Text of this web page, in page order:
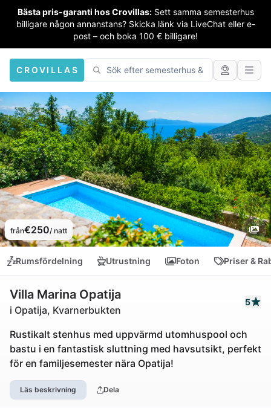
Bästa pris-garanti hos Crovillas: Sett samma semesterhus
billigare någon annanstans? Skicka länk via LiveChat eller e-
post – och boka 100 € billigare!
CROVILLAS
från€250/ natt
Rumsfördelning Utrustning Foton Priser &
Villa Marina Opatija
i Opatija, Kvarnerbukten
5
Rustikalt stenhus med uppvärmd utomhuspool och
bastu i en fantastisk sluttning med havsutsikt, perfekt
för en familjesemester nära Opatija!
Läs beskrivning Dela